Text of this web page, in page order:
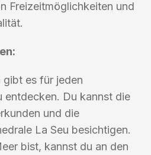
Freizeitmöglichkeiten und
gibt es für jeden
entdecken. Du kannst die
und die
La Seu besichtigen.
bist, kannst du an den